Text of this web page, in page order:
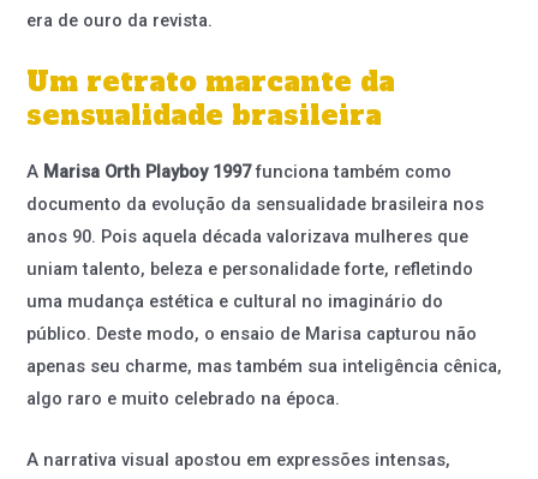
era de ouro da revista.
Um retrato marcante da
sensualidade brasileira
A Marisa Orth Playboy 1997funciona também como
documento da evolução da sensualidade brasileira nos
anos 90. Pois aquela década valorizava mulheres que
uniam talento, beleza e personalidade forte, refletindo
uma mudança estética e cultural no imaginário do
público. Deste modo, o ensaio de Marisa capturou não
apenas seu charme, mas também sua inteligência cênica,
algo raro e muito celebrado na época.
A narrativa visual apostou em expressões intensas,